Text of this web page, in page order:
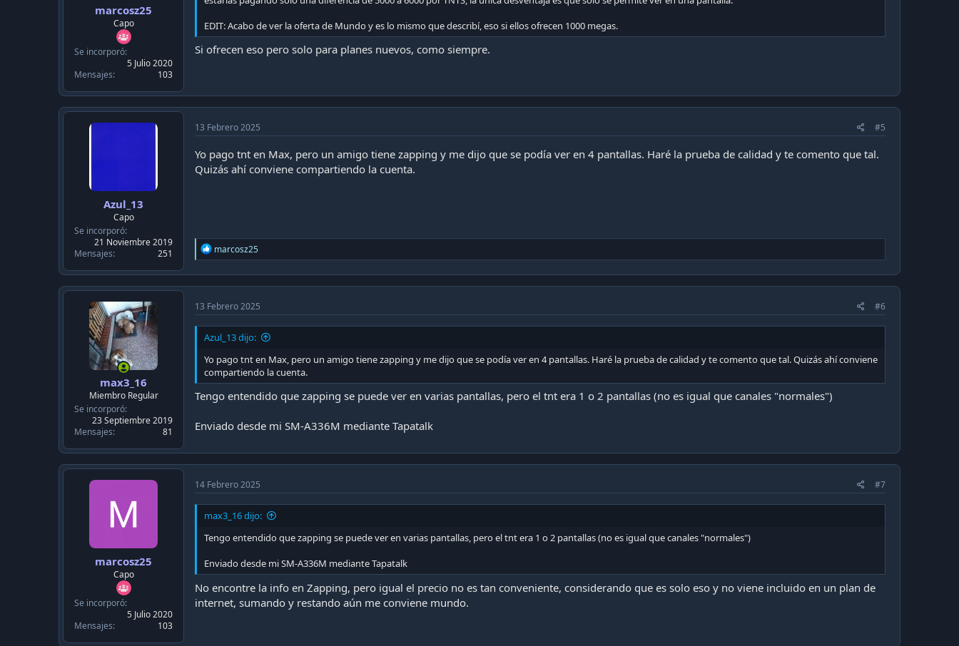
marcosz25
Capo
Se incorporó
5 Julio 2020
Mensajes
103
EDIT: Acabo de ver la oferta de Mundo y es lo mismo que describí, eso si ellos ofrecen 1000 megas.
Si ofrecen eso pero solo para planes nuevos, como siempre.
Azul_13
Capo
Se incorporó
21 Noviembre 2019
Mensajes
251
13 Febrero 2025 #5
Yo pago tnt en Max, pero un amigo tiene zapping y me dijo que se podía ver en 4 pantallas. Haré la prueba de calidad y te comento que tal.
Quizás ahí conviene compartiendo la cuenta.
R
e
i
o
n
s
marcosz25
max3_16
Miembro Regular
Se incorporó
23 Septiembre 2019
Mensajes
81
13 Febrero 2025 #6
Azul_13 dijo:
Yo pago tnt en Max, pero un amigo tiene zapping y me dijo que se podía ver en 4 pantallas. Haré la prueba de calidad y te comento que tal. Quizás ahí conviene
compartiendo la cuenta.
Tengo entendido que zapping se puede ver en varias pantallas, pero el tnt era 1 o 2 pantallas (no es igual que canales "normales")
Enviado desde mi SM-A336M mediante Tapatalk
marcosz25
Capo
Se incorporó
5 Julio 2020
Mensajes
103
14 Febrero 2025 #7
max3_16 dijo:
Tengo entendido que zapping se puede ver en varias pantallas, pero el tnt era 1 o 2 pantallas (no es igual que canales "normales")
Enviado desde mi SM-A336M mediante Tapatalk
No encontre la info en Zapping, pero igual el precio no es tan conveniente, considerando que es solo eso y no viene incluido en un plan de
internet, sumando y restando aún me conviene mundo.